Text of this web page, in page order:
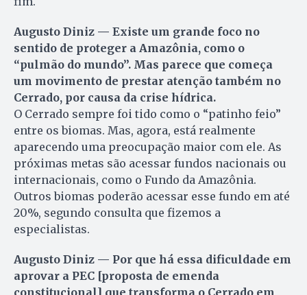
Augusto Diniz — Existe um grande foco no
sentido de proteger a Amazônia, como o
“pulmão do mundo”. Mas parece que começa
um movimento de prestar atenção também no
Cerrado, por causa da crise hídrica.
O Cerrado sempre foi tido como o “patinho feio”
entre os biomas. Mas, agora, está realmente
aparecendo uma preocupação maior com ele. As
próximas metas são acessar fundos nacionais ou
internacionais, como o Fundo da Amazônia.
Outros biomas poderão acessar esse fundo em até
20%, segundo consulta que fizemos a
especialistas.
Augusto Diniz — Por que há essa dificuldade em
aprovar a PEC [proposta de emenda
constitucional] que transforma o Cerrado em